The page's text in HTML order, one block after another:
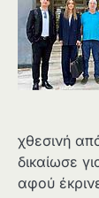
χθεσινή
δικαίωσε
αφού